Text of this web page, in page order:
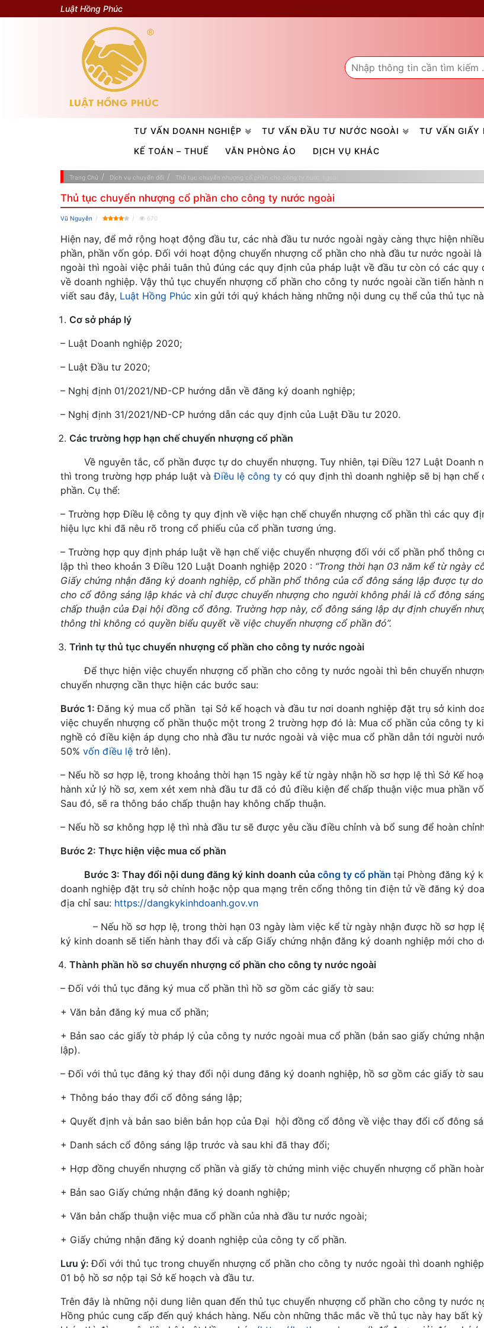
Luật Hồng Phúc
TƯ VẤN DOANH NGHIỆP TƯ VẤN ĐẦU TƯ NƯỚC NGOÀI
TƯ VẤN GIẤY
KẾ TOÁN – THUẾ
VĂN PHÒNG ẢO DỊCH VỤ KHÁC
Trang Chủ Dịch vụ chuyển đổi Thủ tục chuyển nhượng cổ phần cho công ty nước ngoài
Thủ tục chuyển nhượng cổ phần cho công ty nước ngoài
Vũ Nguyễn 670
Hiện nay, để mở rộng hoạt động đầu tư, các nhà đầu tư nước ngoài ngày càng thực hiện
phần, phần vốn góp. Đối với hoạt động chuyển nhượng cổ phần cho nhà đầu tư nước ngoài
ngoài thì ngoài việc phải tuân thủ đúng các quy định của pháp luật về đầu tư còn có các quy
về doanh nghiệp. Vậy thủ tục chuyển nhượng cổ phần cho công ty nước ngoài cần tiến hành
viết sau đây, Luật Hồng Phúc xin gửi tới quý khách hàng những nội dung cụ thể của thủ tục
Cơ sở pháp lý
– Luật Doanh nghiệp 2020;
– Luật Đầu tư 2020;
– Nghị định 01/2021/NĐ-CP hướng dẫn về đăng ký doanh nghiệp;
– Nghị định 31/2021/NĐ-CP hướng dẫn các quy định của Luật Đầu tư 2020.
Các trường hợp hạn chế chuyển nhượng cổ phần
Về nguyên tắc, cổ phần được tự do chuyển nhượng. Tuy nhiên, tại Điều 127 Luật Doanh
thì trong trường hợp pháp luật vàĐiều lệ công ty có quy định thì doanh nghiệp sẽ bị hạn chế
phần. Cụ thể:
– Trường hợp Điều lệ công ty quy định về việc hạn chế chuyển nhượng cổ phần thì các quy
hiệu lực khi đã nêu rõ trong cổ phiếu của cổ phần tương ứng.
– Trường hợp quy định pháp luật về hạn chế việc chuyển nhượng đối với cổ phần phổ thông
lập thì theo khoản 3 Điều 120 Luật Doanh nghiệp 2020 : “Trong thời hạn 03 năm kể từ ngày
Giấy chứng nhận đăng ký doanh nghiệp, cổ phần phổ thông của cổ đông sáng lập được tự
cho cổ đông sáng lập khác và chỉ được chuyển nhượng cho người không phải là cổ đông
chấp thuận của Đại hội đồng cổ đông. Trường hợp này, cổ đông sáng lập dự định chuyển
thông thì không có quyền biểu quyết về việc chuyển nhượng cổ phần đó”.
Trình tự thủ tục chuyển nhượng cổ phần cho công ty nước ngoài
Để thực hiện việc chuyển nhượng cổ phần cho công ty nước ngoài thì bên chuyển
chuyển nhượng cần thực hiện các bước sau:
Bước 1:Đăng ký mua cổ phần tại Sở kế hoạch và đầu tư nơi doanh nghiệp đặt trụ sở kinh
việc chuyển nhượng cổ phần thuộc một trong 2 trường hợp đó là: Mua cổ phần của công ty
nghề có điều kiện áp dụng cho nhà đầu tư nước ngoài và việc mua cổ phần dẫn tới người
50% vốn điều lệ trở lên).
– Nếu hồ sơ hợp lệ, trong khoảng thời hạn 15 ngày kể từ ngày nhận hồ sơ hợp lệ thì Sở Kế
hành xử lý hồ sơ, xem xét xem nhà đầu tư đã có đủ điều kiện để chấp thuận việc mua phần
Sau đó, sẽ ra thông báo chấp thuận hay không chấp thuận.
– Nếu hồ sơ không hợp lệ thì nhà đầu tư sẽ được yêu cầu điều chỉnh và bổ sung để hoàn
Bước 2: Thực hiện việc mua cổ phần
Bước 3: Thay đổi nội dung đăng ký kinh doanh của công ty cổ phần tại Phòng đăng ký
doanh nghiệp đặt trụ sở chính hoặc nộp qua mạng trên cổng thông tin điện tử về đăng ký
địa chỉ sau: https://dangkykinhdoanh.gov.vn
– Nếu hồ sơ hợp lệ, trong thời hạn 03 ngày làm việc kể từ ngày nhận được hồ sơ hợp
ký kinh doanh sẽ tiến hành thay đổi và cấp Giấy chứng nhận đăng ký doanh nghiệp mới cho
Thành phần hồ sơ chuyển nhượng cổ phần cho công ty nước ngoài
– Đối với thủ tục đăng ký mua cổ phần thì hồ sơ gồm các giấy tờ sau:
+ Văn bản đăng ký mua cổ phần;
+ Bản sao các giấy tờ pháp lý của công ty nước ngoài mua cổ phần (bản sao giấy chứng
lập).
– Đối với thủ tục đăng ký thay đổi nội dung đăng ký doanh nghiệp, hồ sơ gồm các giấy tờ
+ Thông báo thay đổi cổ đông sáng lập;
+ Quyết định và bản sao biên bản họp của Đại hội đồng cổ đông về việc thay đổi cổ đông
+ Danh sách cổ đông sáng lập trước và sau khi đã thay đổi;
+ Hợp đồng chuyển nhượng cổ phần và giấy tờ chứng minh việc chuyển nhượng cổ phần
+ Bản sao Giấy chứng nhận đăng ký doanh nghiệp;
+ Văn bản chấp thuận việc mua cổ phần của nhà đầu tư nước ngoài;
+ Giấy chứng nhận đăng ký doanh nghiệp của công ty cổ phần.
Lưu ý:Đối với thủ tục trong chuyển nhượng cổ phần cho công ty nước ngoài thì doanh
01 bộ hồ sơ nộp tại Sở kế hoạch và đầu tư.
Trên đây là những nội dung liên quan đến thủ tục chuyển nhượng cổ phần cho công ty nước
Hồng phúc cung cấp đến quý khách hàng. Nếu còn những thắc mắc về thủ tục này hay bất